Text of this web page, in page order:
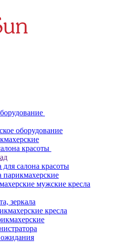
оборудование
красоты
для салона красоты
парикмахерские
мужские кресла
зеркала
кресла